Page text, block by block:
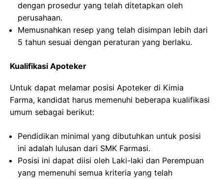
dengan prosedur yang telah ditetapkan oleh
perusahaan.
Memusnahkan resep yang telah disimpan lebih dari
5 tahun sesuai dengan peraturan yang berlaku.
Kualifikasi Apoteker
Untuk dapat melamar posisi Apoteker di Kimia
Farma, kandidat harus memenuhi beberapa kualifikasi
umum sebagai berikut:
Pendidikan minimal yang dibutuhkan untuk posisi
ini adalah lulusan dari SMK Farmasi.
Posisi ini dapat diisi oleh Laki-laki dan Perempuan
yang memenuhi semua kriteria yang telah